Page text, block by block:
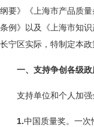
纲要》《上海市产品质
条例》以及《上海市知
长宁区实际，特制定本政
一、支持争创各级
支持单位和个人加强
1.中国质量奖。一次